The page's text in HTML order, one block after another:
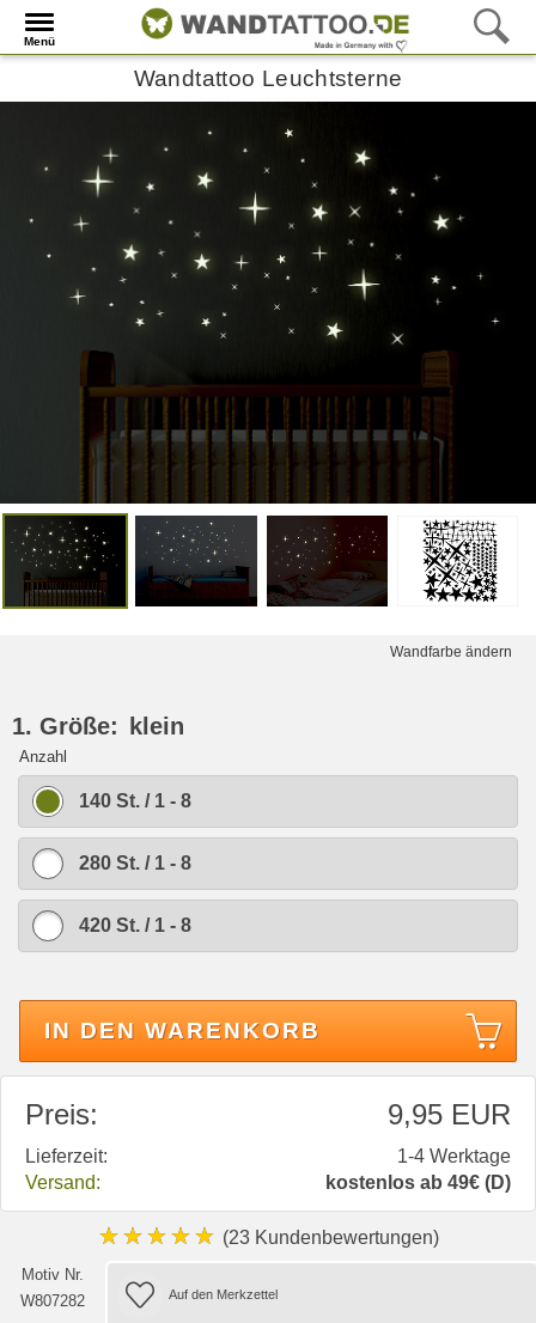
Menü
Wandtattoo Leuchtsterne
Wandfarbe ändern
1. Größe: klein
Anzahl
140 St. / 1 - 8
280 St. / 1 - 8
420 St. / 1 - 8
IN DEN WARENKORB
Preis: 9,95 EUR
Lieferzeit:
1-4 Werktage
Versand:
kostenlos ab 49€ (D)
★★★★★ (23 Kundenbewertungen)
Motiv Nr.
W807282